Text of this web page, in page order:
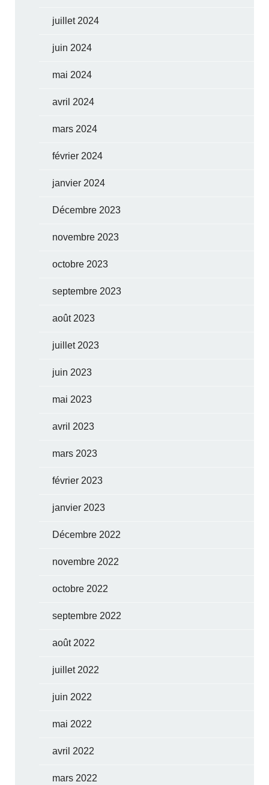
juillet 2024
juin 2024
mai 2024
avril 2024
mars 2024
février 2024
janvier 2024
Décembre 2023
novembre 2023
octobre 2023
septembre 2023
août 2023
juillet 2023
juin 2023
mai 2023
avril 2023
mars 2023
février 2023
janvier 2023
Décembre 2022
novembre 2022
octobre 2022
septembre 2022
août 2022
juillet 2022
juin 2022
mai 2022
avril 2022
mars 2022